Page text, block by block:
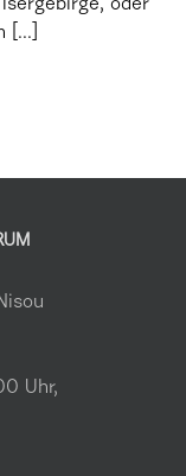
oder
[...]
Uhr,